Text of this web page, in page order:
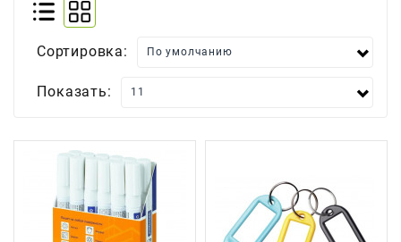
Малышей
Мытья
Домашнее
Консервирование
Сортировка:
Показать: